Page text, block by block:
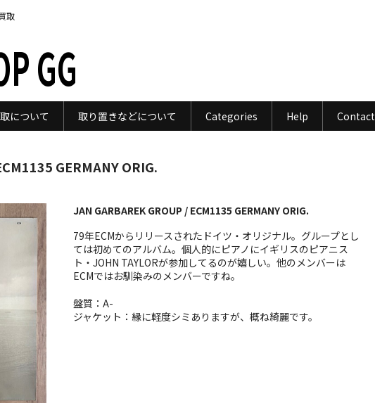
取
GG
について 取り置きなどについて Categories Help Contact
GERMANY ORIG.
JAN GARBAREK GROUP / ECM1135 GERMANY ORIG.
79年ECMからリリースされたドイツ・オリジナル。グループとし
ては初めてのアルバム。個人的にピアノにイギリスのピアニス
ト・JOHN TAYLORが参加してるのが嬉しい。他のメンバーは
ECMではお馴染みのメンバーですね。
盤質：A-
ジャケット：縁に軽度シミありますが、概ね綺麗です。